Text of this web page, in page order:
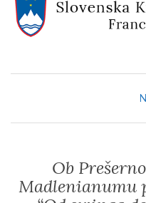
Ob
Madlenianumu